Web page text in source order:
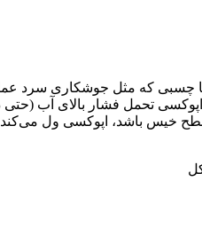
چسبی که مثل جوشکاری سرد
سطح خیس باشد، اپوکسی ول